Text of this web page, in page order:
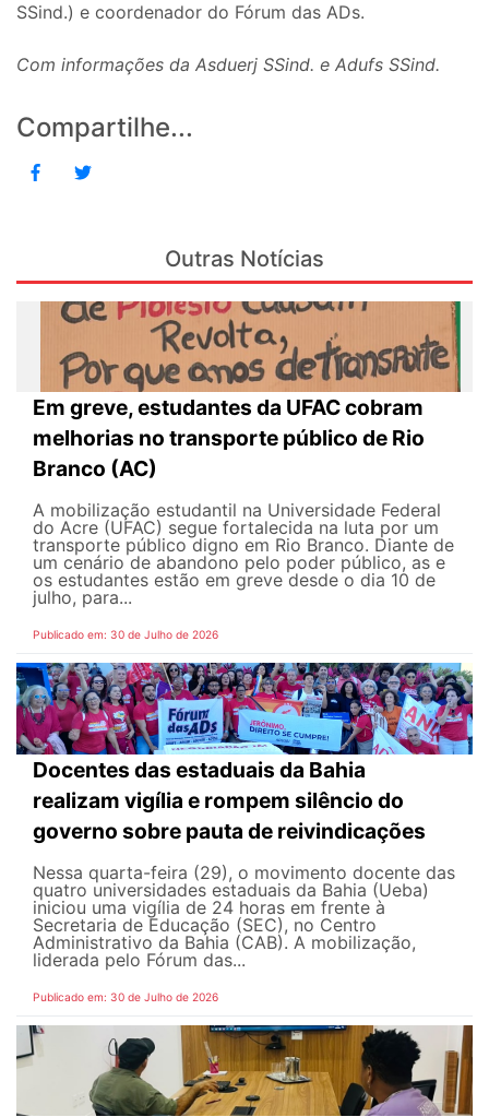
SSind.) e coordenador do Fórum das ADs.
Com informações da Asduerj SSind. e Adufs SSind.
Compartilhe...
Outras Notícias
Em greve, estudantes da UFAC cobram
melhorias no transporte público de Rio
Branco (AC)
A mobilização estudantil na Universidade Federal
do Acre (UFAC) segue fortalecida na luta por um
transporte público digno em Rio Branco. Diante de
um cenário de abandono pelo poder público, as e
os estudantes estão em greve desde o dia 10 de
julho, para...
Publicado em: 30 de Julho de 2026
Docentes das estaduais da Bahia
realizam vigília e rompem silêncio do
governo sobre pauta de reivindicações
Nessa quarta-feira (29), o movimento docente das
quatro universidades estaduais da Bahia (Ueba)
iniciou uma vigília de 24 horas em frente à
Secretaria de Educação (SEC), no Centro
Administrativo da Bahia (CAB). A mobilização,
liderada pelo Fórum das...
Publicado em: 30 de Julho de 2026